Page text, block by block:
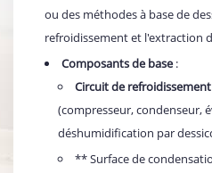
ou des méthodes à base de
refroidissement et l'extraction
Composants de base:
Circuit de refroidissement
(compresseur, condenseur,
déshumidification par
** Surface de